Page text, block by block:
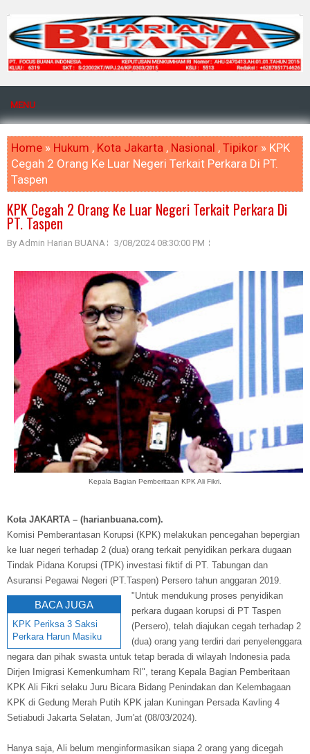
MENU
Home » Hukum , Kota Jakarta , Nasional , Tipikor » KPK
Cegah 2 Orang Ke Luar Negeri Terkait Perkara Di PT.
Taspen
KPK Cegah 2 Orang Ke Luar Negeri Terkait Perkara Di
PT. Taspen
By Admin Harian BUANA 3/08/2024 08:30:00 PM
Kepala Bagian Pemberitaan KPK Ali Fikri.
Kota JAKARTA – (harianbuana.com).
Komisi Pemberantasan Korupsi (KPK) melakukan pencegahan bepergian
ke luar negeri terhadap 2 (dua) orang terkait penyidikan perkara dugaan
Tindak Pidana Korupsi (TPK) investasi fiktif di PT. Tabungan dan
Asuransi Pegawai Negeri (PT.Taspen) Persero tahun anggaran 2019.
BACA JUGA
KPK Periksa 3 Saksi
Perkara Harun Masiku
"Untuk mendukung proses penyidikan
perkara dugaan korupsi di PT Taspen
(Persero), telah diajukan cegah terhadap 2
(dua) orang yang terdiri dari penyelenggara
negara dan pihak swasta untuk tetap berada di wilayah Indonesia pada
Dirjen Imigrasi Kemenkumham RI", terang Kepala Bagian Pemberitaan
KPK Ali Fikri selaku Juru Bicara Bidang Penindakan dan Kelembagaan
KPK di Gedung Merah Putih KPK jalan Kuningan Persada Kavling 4
Setiabudi Jakarta Selatan, Jum'at (08/03/2024).
Hanya saja, Ali belum menginformasikan siapa 2 orang yang dicegah